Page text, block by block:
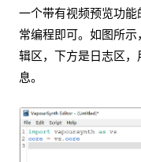
一个带有视频预览功
常编程即可。如图所
辑区，下方是日志区
息。